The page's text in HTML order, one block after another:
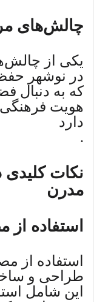
چالش‌های
یکی از
در نوشهر
که به دنبال
هویت
دارد
.
نکات کلیدی
مدرن
استفاده
استفاده از
طراحی و
این شامل